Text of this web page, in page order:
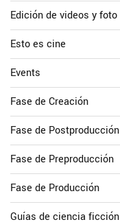
Edición de videos y foto
Esto es cine
Events
Fase de Creación
Fase de Postproducción
Fase de Preproducción
Fase de Producción
Guías de ciencia ficción